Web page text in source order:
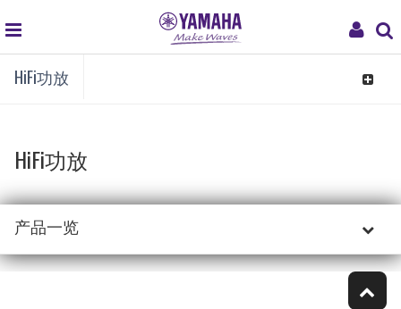
My
global
navigation
HiFi功放
Toggle
HiFi功放
产品一览